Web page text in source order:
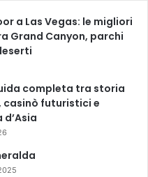
a Las Vegas: le migliori
Grand Canyon, parchi
completa tra storia
casinò futuristici e